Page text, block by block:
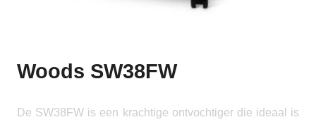
Woods SW38FW
De SW38FW is een krachtige ontvochtiger die ideaal is